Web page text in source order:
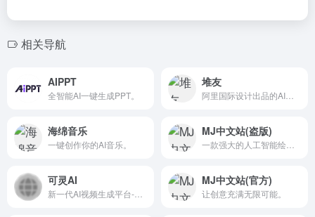
相关导航
AIPPT
全智能AI一键生成PPT。
堆友
海绵音乐
一键创作你的AI音乐。
MJ中文站(盗版)
可灵AI MJ中文站(官方)
让创意充满无限可能。